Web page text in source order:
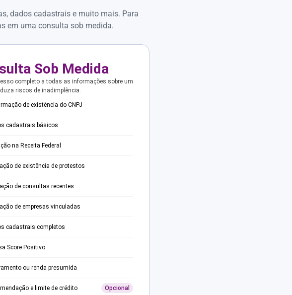
dados cadastrais e muito mais. Para
em uma consulta sob medida.
Sob Medida
completo a todas as informações sobre um
riscos de inadimplência.
de existência do CNPJ
cadastrais básicos
na Receita Federal
de existência de protestos
de consultas recentes
de empresas vinculadas
cadastrais completos
Score Positivo
ou renda presumida
e limite de crédito Opcional